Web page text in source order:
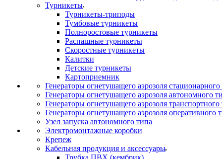
Турникеты
Турникеты-триподы
Тумбовые турникеты
Полноростовые турникеты
Распашные турникеты
Скоростные турникеты
Калитки
Детские турникеты
Картоприемник
Генераторы огнетушащего аэрозоля стационарного
Генераторы огнетушащего аэрозоля автономного
Генераторы огнетушащего аэрозоля транспортного
Генераторы огнетушащего аэрозоля оперативного
Узел запуска автономного типа
Электромонтажные коробки
Крепеж
Кабельная продукция и аксессуары
Трубка ПВХ (кембрик)